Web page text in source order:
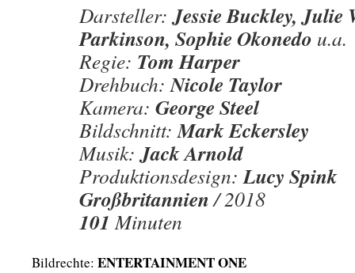
Darsteller:Jessie Buckley, Julie
Parkinson, Sophie Okonedo u.a.
Regie: Tom Harper
Drehbuch:Nicole Taylor
Kamera: George Steel
Bildschnitt:Mark Eckersley
Musik:Jack Arnold
Produktionsdesign:Lucy Spink
Großbritannien/ 2018
101 Minuten
Bildrechte: ENTERTAINMENT ONE